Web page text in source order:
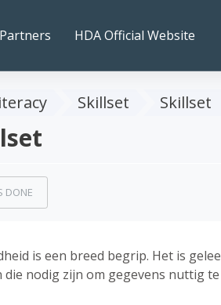
Partners HDA Official Website
Skillset Skillset
requirements
DONE
is een breed begrip. Het is
die nodig zijn om gegevens nuttig te